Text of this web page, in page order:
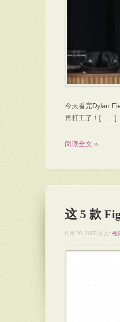
今天看完Dylan
再打工了！[……]
阅读全文 »
这 5 款
8 月 28, 2025 分类: 视